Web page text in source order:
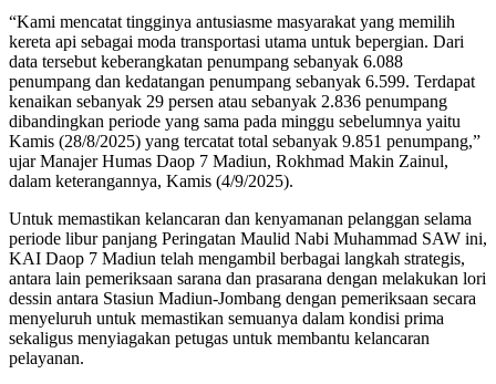
“Kami mencatat tingginya antusiasme masyarakat yang memilih
kereta api sebagai moda transportasi utama untuk bepergian. Dari
data tersebut keberangkatan penumpang sebanyak 6.088
penumpang dan kedatangan penumpang sebanyak 6.599. Terdapat
kenaikan sebanyak 29 persen atau sebanyak 2.836 penumpang
dibandingkan periode yang sama pada minggu sebelumnya yaitu
Kamis (28/8/2025) yang tercatat total sebanyak 9.851 penumpang,”
ujar Manajer Humas Daop 7 Madiun, Rokhmad Makin Zainul,
dalam keterangannya, Kamis (4/9/2025).
Untuk memastikan kelancaran dan kenyamanan pelanggan selama
periode libur panjang Peringatan Maulid Nabi Muhammad SAW ini,
KAI Daop 7 Madiun telah mengambil berbagai langkah strategis,
antara lain pemeriksaan sarana dan prasarana dengan melakukan lori
dessin antara Stasiun Madiun-Jombang dengan pemeriksaan secara
menyeluruh untuk memastikan semuanya dalam kondisi prima
sekaligus menyiagakan petugas untuk membantu kelancaran
pelayanan.